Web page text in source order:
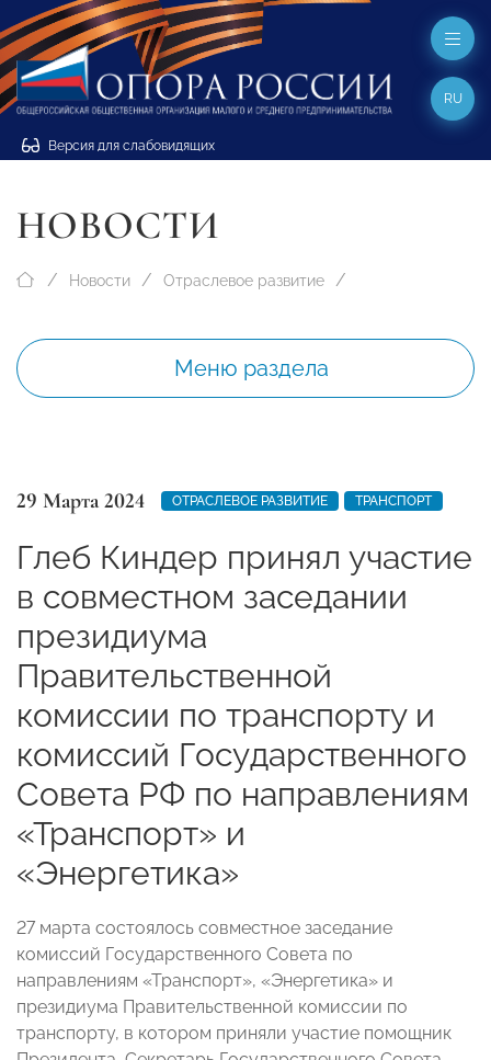
Версия для слабовидящих
RU
НОВОСТИ
Новости Отраслевое развитие
Меню раздела
29 Марта 2024 ОТРАСЛЕВОЕ РАЗВИТИЕ ТРАНСПОРТ
Глеб Киндер принял участие
в совместном заседании
президиума
Правительственной
комиссии по транспорту и
комиссий Государственного
Совета РФ по направлениям
«Транспорт» и
«Энергетика»
27 марта состоялось совместное заседание
комиссий Государственного Совета по
направлениям «Транспорт», «Энергетика» и
президиума Правительственной комиссии по
транспорту, в котором приняли участие помощник